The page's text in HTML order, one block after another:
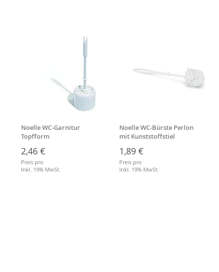
Noelle WC-Garnitur
Topfform
2,46 €
Preis pro
Inkl. 19% MwSt.
Noelle WC-Bürste Perlon
mit Kunststoffstiel
1,89 €
Preis pro
Inkl. 19% MwSt.